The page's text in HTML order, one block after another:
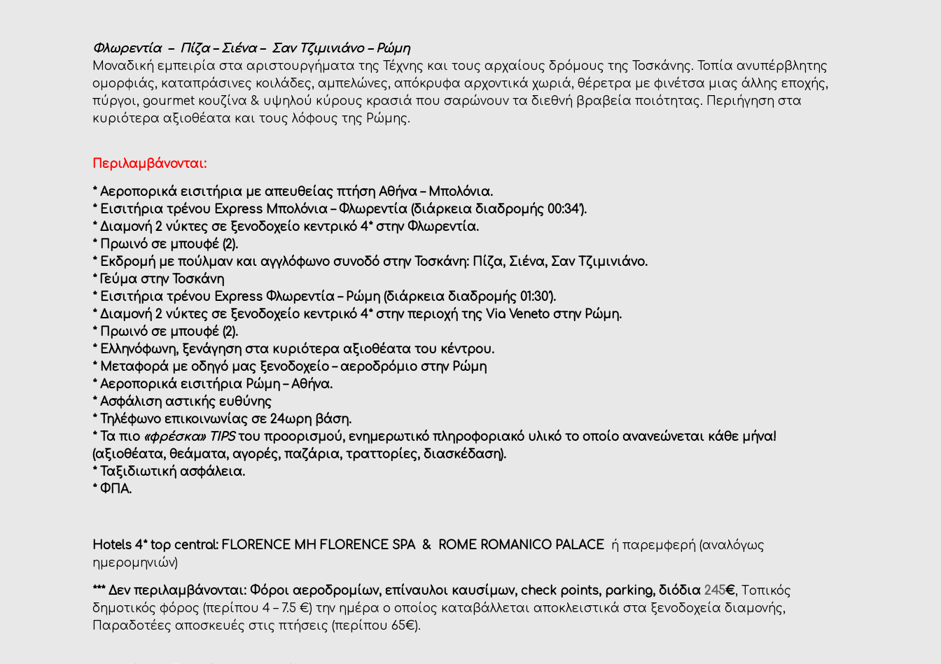
Φλωρεντία – Πίζα – Σιένα – Σαν Τζιμινιάνο– Ρώμη
Μοναδική εμπειρία στα αριστουργήματα της Τέχνης και τους αρχαίους δρόμους της Τοσκάνης. Τοπία ανυπέρβλητης
ομορφιάς, καταπράσινες κοιλάδες, αμπελώνες, απόκρυφα αρχοντικά χωριά, θέρετρα με φινέτσα μιας άλλης εποχής,
πύργοι, gourmet κουζίνα & υψηλού κύρους κρασιά που σαρώνουν τα διεθνή βραβεία ποιότητας. Περιήγηση στα
κυριότερα αξιοθέατα και τους λόφους της Ρώμης.
Περιλαμβάνονται:
* Αεροπορικά εισιτήρια με απευθείας πτήση Αθήνα – Μπολόνια.
* Εισιτήρια τρένου Express Μπολόνια – Φλωρεντία (διάρκεια διαδρομής 00:34’).
* Διαμονή 2 νύκτες σε ξενοδοχείο κεντρικό 4*στην Φλωρεντία.
* Πρωινό σε μπουφέ (2).
* Εκδρομή με πούλμαν και αγγλόφωνο συνοδό στην Τοσκάνη: Πίζα, Σιένα, Σαν Τζιμινιάνο.
* Γεύμα στην Τοσκάνη
* Εισιτήρια τρένου Express Φλωρεντία – Ρώμη (διάρκεια διαδρομής 01:30′).
* Διαμονή 2 νύκτες σε ξενοδοχείο κεντρικό 4*στην περιοχή τηςVia Veneto στην Ρώμη.
* Πρωινό σε μπουφέ (2).
* Ελληνόφωνη, ξενάγηση στα κυριότερα αξιοθέατα του κέντρου.
* Μεταφορά με οδηγό μας ξενοδοχείο – αεροδρόμιο στην Ρώμη
* Αεροπορικά εισιτήρια Ρώμη – Αθήνα.
* Ασφάλιση αστικής ευθύνης
* Τηλέφωνο επικοινωνίας σε 24ωρη βάση.
* Τα πιο «φρέσκα» TIPSτου προορισμού, ενημερωτικό πληροφοριακό υλικό το οποίο ανανεώνεται κάθε μήνα!
(αξιοθέατα, θεάματα, αγορές, παζάρια, τραττορίες, διασκέδαση).
* Ταξιδιωτική ασφάλεια.
* ΦΠΑ.
Hotels 4* top central:FLORENCE MH FLORENCE SPA & ROME ROMANICO PALACE ή παρεμφερή (αναλόγως
ημερομηνιών)
*** Δεν περιλαμβάνονται: Φόροι αεροδρομίων, επίναυλοι καυσίμων, check points, parking, διόδια245€, Tοπικός
δημοτικός φόρος (περίπου 4 – 7.5 €) την ημέρα ο οποίος καταβάλλεται αποκλειστικά στα ξενοδοχεία διαμονής,
Παραδοτέες αποσκευές στις πτήσεις (περίπου 65€).